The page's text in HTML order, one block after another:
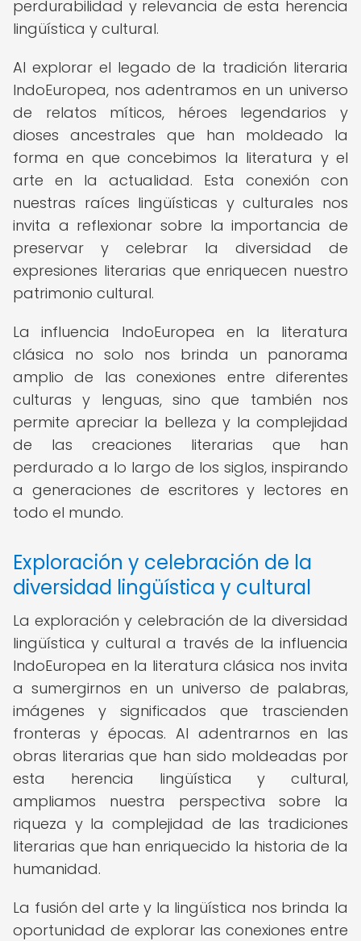
perdurabilidad y relevancia de esta herencia
lingüística y cultural.
Al explorar el legado de la tradición literaria
IndoEuropea, nos adentramos en un universo
de relatos míticos, héroes legendarios y
dioses ancestrales que han moldeado la
forma en que concebimos la literatura y el
arte en la actualidad. Esta conexión con
nuestras raíces lingüísticas y culturales nos
invita a reflexionar sobre la importancia de
preservar y celebrar la diversidad de
expresiones literarias que enriquecen nuestro
patrimonio cultural.
La influencia IndoEuropea en la literatura
clásica no solo nos brinda un panorama
amplio de las conexiones entre diferentes
culturas y lenguas, sino que también nos
permite apreciar la belleza y la complejidad
de las creaciones literarias que han
perdurado a lo largo de los siglos, inspirando
a generaciones de escritores y lectores en
todo el mundo.
Exploración y celebración de la
diversidad lingüística y cultural
La exploración y celebración de la diversidad
lingüística y cultural a través de la influencia
IndoEuropea en la literatura clásica nos invita
a sumergirnos en un universo de palabras,
imágenes y significados que trascienden
fronteras y épocas. Al adentrarnos en las
obras literarias que han sido moldeadas por
esta herencia lingüística y cultural,
ampliamos nuestra perspectiva sobre la
riqueza y la complejidad de las tradiciones
literarias que han enriquecido la historia de la
humanidad.
La fusión del arte y la lingüística nos brinda la
oportunidad de explorar las conexiones entre